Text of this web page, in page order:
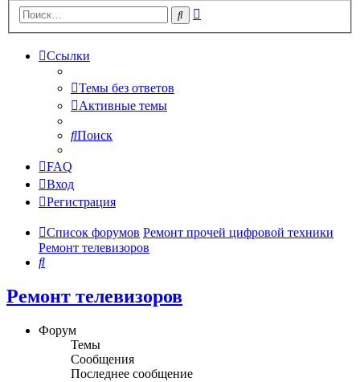
Поиск
Ссылки
Темы без ответов
Активные темы
Поиск
FAQ
Вход
Регистрация
Список форумов Ремонт прочей цифровой техники
Ремонт телевизоров
Поиск
Ремонт телевизоров
Форум
Темы
Сообщения
Последнее сообщение